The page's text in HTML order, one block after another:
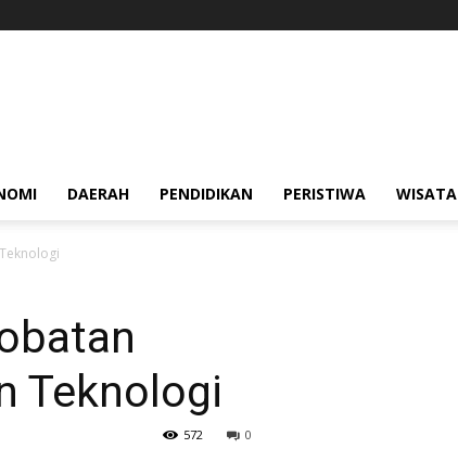
DAERAH PENDIDIKAN PERISTIWA WISATA
Teknologi
0
572